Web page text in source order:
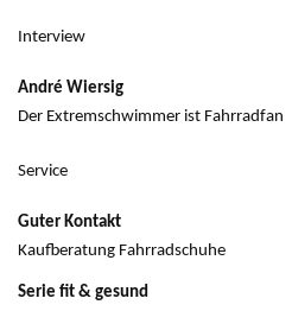
Interview
André Wiersig
Der Extremschwimmer ist Fahrradfan
Service
Guter Kontakt
Kaufberatung Fahrradschuhe
Serie fit & gesund